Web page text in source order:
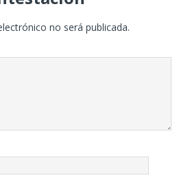
no será publicada.